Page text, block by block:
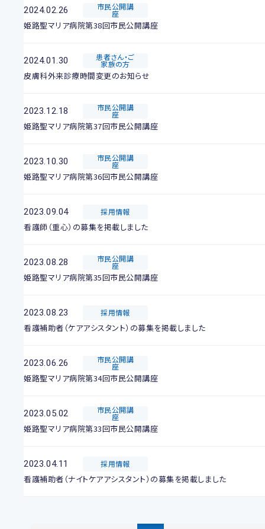
2024.02.26 市民公開講
座
姫路聖マリア病院第38回市民公開講座
2024.01.30 患者さん・ご
家族の方
皮膚科外来診療時間変更のお知らせ
2023.12.18 市民公開講
座
姫路聖マリア病院第37回市民公開講座
2023.10.30 市民公開講
座
姫路聖マリア病院第36回市民公開講座
2023.09.04 採用情報
看護師（重心）の募集を掲載しました
2023.08.28 市民公開講
座
姫路聖マリア病院第35回市民公開講座
2023.08.23 採用情報
看護補助者（ケアアシスタント）の募集を掲載しました
2023.06.26 市民公開講
座
姫路聖マリア病院第34回市民公開講座
2023.05.02 市民公開講
座
姫路聖マリア病院第33回市民公開講座
2023.04.11 採用情報
看護補助者（ナイトケアアシスタント）の募集を掲載しました